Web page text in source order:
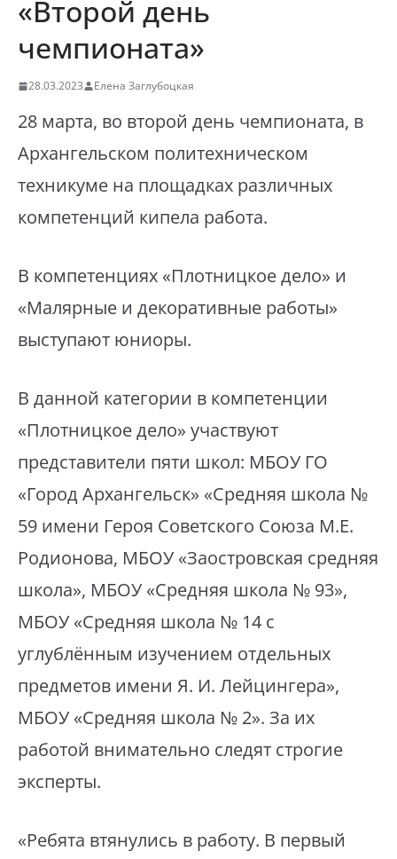
«Второй день
чемпионата»
28.03.2023 Елена Заглубоцкая
28 марта, во второй день чемпионата, в
Архангельском политехническом
техникуме на площадках различных
компетенций кипела работа.
В компетенциях «Плотницкое дело» и
«Малярные и декоративные работы»
выступают юниоры.
В данной категории в компетенции
«Плотницкое дело» участвуют
представители пяти школ: МБОУ ГО
«Город Архангельск» «Средняя школа №
59 имени Героя Советского Союза М.Е.
Родионова, МБОУ «Заостровская средняя
школа», МБОУ «Средняя школа № 93»,
МБОУ «Средняя школа № 14 с
углублённым изучением отдельных
предметов имени Я. И. Лейцингера»,
МБОУ «Средняя школа № 2». За их
работой внимательно следят строгие
эксперты.
«Ребята втянулись в работу. В первый